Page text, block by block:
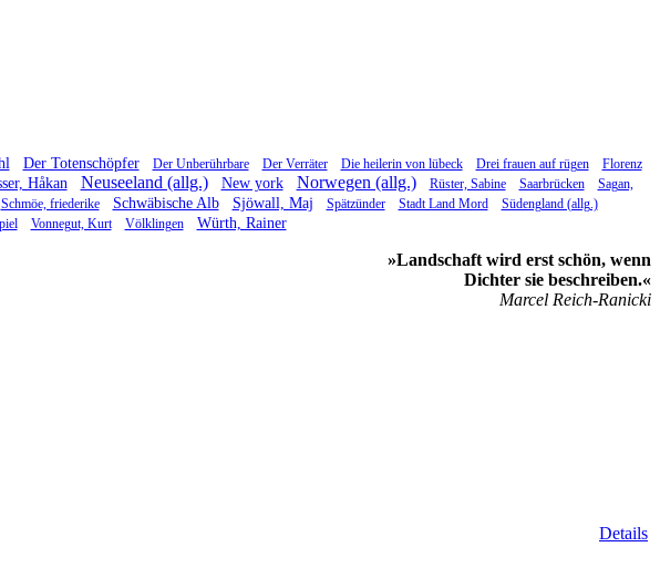
Der Totenschöpfer Der Unberührbare Der Verräter Die heilerin von lübeck Drei frauen auf rügen
Florenz
Håkan Neuseeland (allg.) New york Norwegen (allg.) Rüster, Sabine Saarbrücken
Sagan,
Schmöe, friederike Schwäbische Alb Sjöwall, Maj Spätzünder Stadt Land Mord Südengland (allg.)
Vonnegut, Kurt Völklingen Würth, Rainer
»Landschaft wird erst schön, wenn
Dichter sie beschreiben.«
Marcel Reich-Ranicki
Details